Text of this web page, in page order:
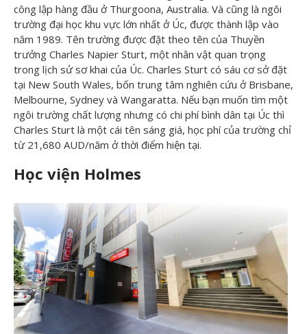
công lập hàng đầu ở Thurgoona, Australia. Và cũng là ngôi
trường đại học khu vực lớn nhất ở Úc, được thành lập vào
năm 1989. Tên trường được đặt theo tên của Thuyền
trưởng Charles Napier Sturt, một nhân vật quan trọng
trong lịch sử sơ khai của Úc. Charles Sturt có sáu cơ sở đặt
tại New South Wales, bốn trung tâm nghiên cứu ở Brisbane,
Melbourne, Sydney và Wangaratta. Nếu bạn muốn tìm một
ngôi trường chất lượng nhưng có chi phí bình dân tại Úc thì
Charles Sturt là một cái tên sáng giá, học phí của trường chỉ
từ 21,680 AUD/năm ở thời điểm hiện tại.
Học viện Holmes